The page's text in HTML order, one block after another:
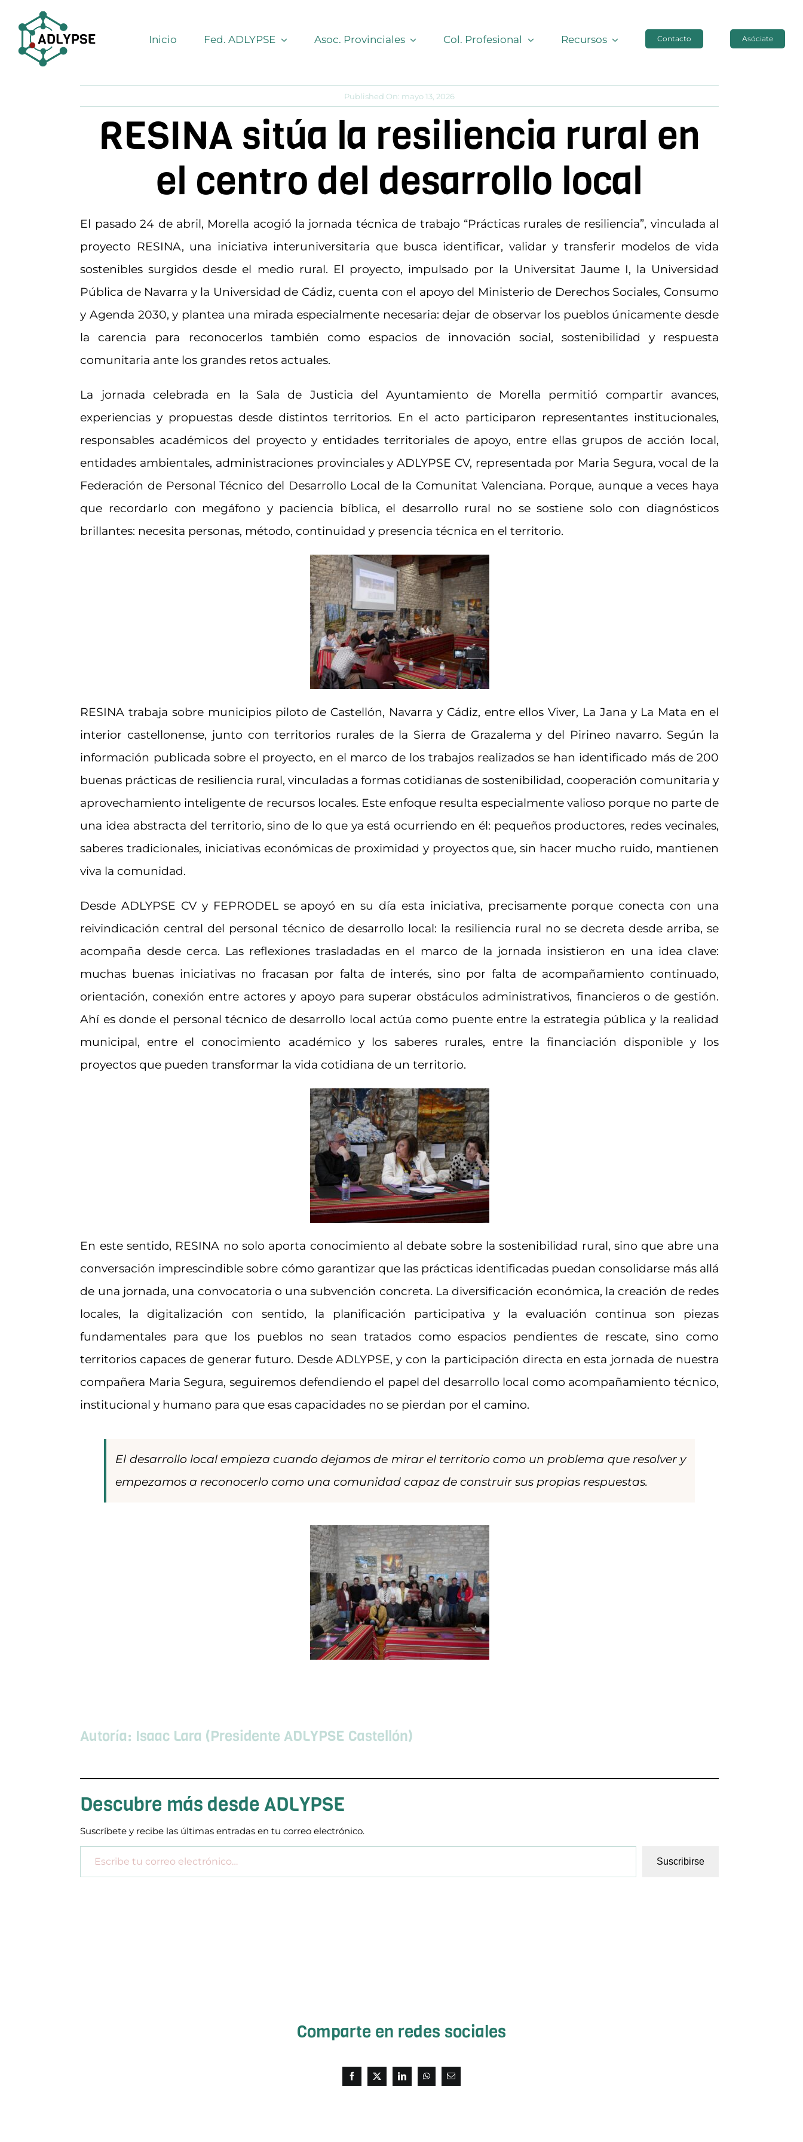
contenido
Inicio Fed. ADLYPSE Asoc. Provinciales Col. Profesional Recursos Contacto Asóciate
Published On: mayo 13, 2026
RESINA sitúa la resiliencia rural en
el centro del desarrollo local
El pasado 24 de abril, Morella acogió la jornada técnica de trabajo “Prácticas rurales de resiliencia”, vinculada al
proyecto RESINA, una iniciativa interuniversitaria que busca identificar, validar y transferir modelos de vida
sostenibles surgidos desde el medio rural. El proyecto, impulsado por la Universitat Jaume I, la Universidad
Pública de Navarra y la Universidad de Cádiz, cuenta con el apoyo del Ministerio de Derechos Sociales, Consumo
y Agenda 2030, y plantea una mirada especialmente necesaria: dejar de observar los pueblos únicamente desde
la carencia para reconocerlos también como espacios de innovación social, sostenibilidad y respuesta
comunitaria ante los grandes retos actuales.
La jornada celebrada en la Sala de Justicia del Ayuntamiento de Morella permitió compartir avances,
experiencias y propuestas desde distintos territorios. En el acto participaron representantes institucionales,
responsables académicos del proyecto y entidades territoriales de apoyo, entre ellas grupos de acción local,
entidades ambientales, administraciones provinciales y ADLYPSE CV, representada por Maria Segura, vocal de la
Federación de Personal Técnico del Desarrollo Local de la Comunitat Valenciana. Porque, aunque a veces haya
que recordarlo con megáfono y paciencia bíblica, el desarrollo rural no se sostiene solo con diagnósticos
brillantes: necesita personas, método, continuidad y presencia técnica en el territorio.
RESINA trabaja sobre municipios piloto de Castellón, Navarra y Cádiz, entre ellos Viver, La Jana y La Mata en el
interior castellonense, junto con territorios rurales de la Sierra de Grazalema y del Pirineo navarro. Según la
información publicada sobre el proyecto, en el marco de los trabajos realizados se han identificado más de 200
buenas prácticas de resiliencia rural, vinculadas a formas cotidianas de sostenibilidad, cooperación comunitaria y
aprovechamiento inteligente de recursos locales. Este enfoque resulta especialmente valioso porque no parte de
una idea abstracta del territorio, sino de lo que ya está ocurriendo en él: pequeños productores, redes vecinales,
saberes tradicionales, iniciativas económicas de proximidad y proyectos que, sin hacer mucho ruido, mantienen
viva la comunidad.
Desde ADLYPSE CV y FEPRODEL se apoyó en su día esta iniciativa, precisamente porque conecta con una
reivindicación central del personal técnico de desarrollo local: la resiliencia rural no se decreta desde arriba, se
acompaña desde cerca. Las reflexiones trasladadas en el marco de la jornada insistieron en una idea clave:
muchas buenas iniciativas no fracasan por falta de interés, sino por falta de acompañamiento continuado,
orientación, conexión entre actores y apoyo para superar obstáculos administrativos, financieros o de gestión.
Ahí es donde el personal técnico de desarrollo local actúa como puente entre la estrategia pública y la realidad
municipal, entre el conocimiento académico y los saberes rurales, entre la financiación disponible y los
proyectos que pueden transformar la vida cotidiana de un territorio.
En este sentido, RESINA no solo aporta conocimiento al debate sobre la sostenibilidad rural, sino que abre una
conversación imprescindible sobre cómo garantizar que las prácticas identificadas puedan consolidarse más allá
de una jornada, una convocatoria o una subvención concreta. La diversificación económica, la creación de redes
locales, la digitalización con sentido, la planificación participativa y la evaluación continua son piezas
fundamentales para que los pueblos no sean tratados como espacios pendientes de rescate, sino como
territorios capaces de generar futuro. Desde ADLYPSE, y con la participación directa en esta jornada de nuestra
compañera Maria Segura, seguiremos defendiendo el papel del desarrollo local como acompañamiento técnico,
institucional y humano para que esas capacidades no se pierdan por el camino.
El desarrollo local empieza cuando dejamos de mirar el territorio como un problema que resolver y
empezamos a reconocerlo como una comunidad capaz de construir sus propias respuestas.
Autoría: Isaac Lara (Presidente ADLYPSE Castellón)
Descubre más desde ADLYPSE
Suscríbete y recibe las últimas entradas en tu correo electrónico.
Escribe tu correo electrónico…
Suscribirse
Comparte en redes sociales